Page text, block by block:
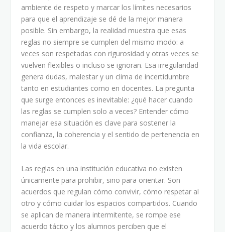
ambiente de respeto y marcar los límites necesarios
para que el aprendizaje se dé de la mejor manera
posible. Sin embargo, la realidad muestra que esas
reglas no siempre se cumplen del mismo modo: a
veces son respetadas con rigurosidad y otras veces se
vuelven flexibles o incluso se ignoran. Esa irregularidad
genera dudas, malestar y un clima de incertidumbre
tanto en estudiantes como en docentes. La pregunta
que surge entonces es inevitable: ¿qué hacer cuando
las reglas se cumplen solo a veces? Entender cómo
manejar esa situación es clave para sostener la
confianza, la coherencia y el sentido de pertenencia en
la vida escolar.
Las reglas en una institución educativa no existen
únicamente para prohibir, sino para orientar. Son
acuerdos que regulan cómo convivir, cómo respetar al
otro y cómo cuidar los espacios compartidos. Cuando
se aplican de manera intermitente, se rompe ese
acuerdo tácito y los alumnos perciben que el